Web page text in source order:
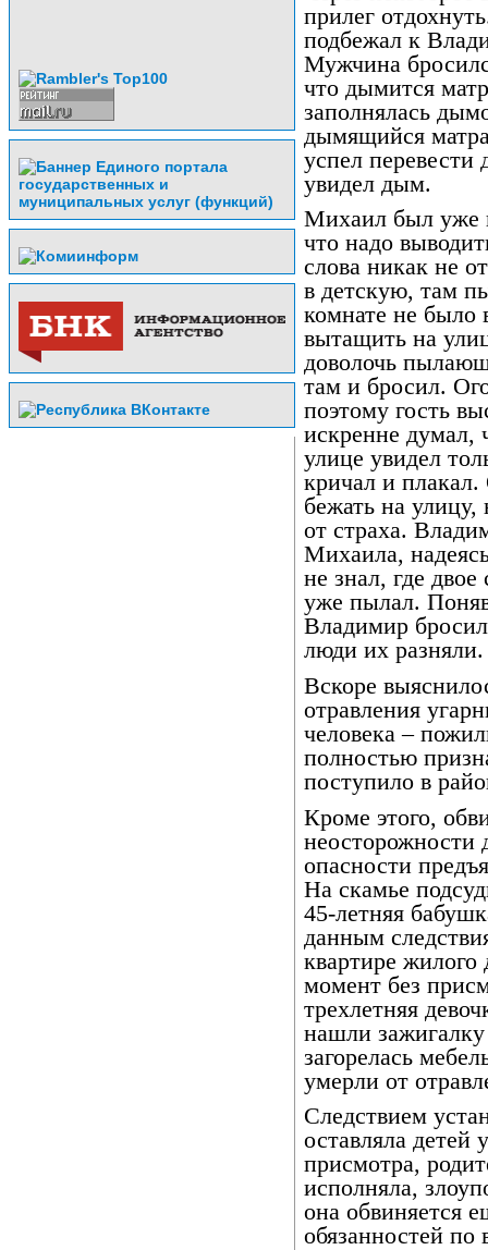
прилег
подбежал к
Мужчина
что дымится
заполнялась
дымящийся
успел
увидел дым.
Михаил был уже
что надо
слова никак не
в детскую, там
комнате не было
вытащить на
доволочь
там и бросил.
поэтому гость
искренне думал,
улице увидел
кричал и плакал.
бежать на улицу,
от страха.
Михаила,
не знал, где
уже пылал.
Владимир
люди их разняли.
Вскоре
отравления
человека –
полностью
поступило в
Кроме этого,
неосторожности
опасности
На скамье
45-летняя
данным
квартире жилого
момент без
трехлетняя
нашли зажигалку
загорелась
умерли от
Следствием
оставляла детей
присмотра,
исполняла,
она обвиняется
обязанностей по